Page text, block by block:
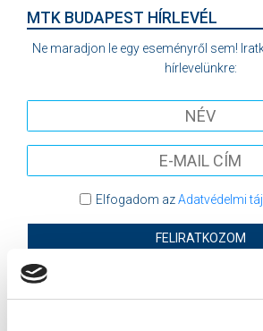
MTK BUDAPEST HÍRLEVÉL
Ne maradjon le egy eseményről sem!
hírlevelünkre:
Elfogadom azAdatvédelmi
FELIRATKOZOM